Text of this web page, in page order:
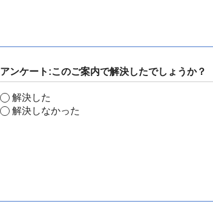
アンケート:このご案内で解決したでしょうか？
解決した
解決しなかった